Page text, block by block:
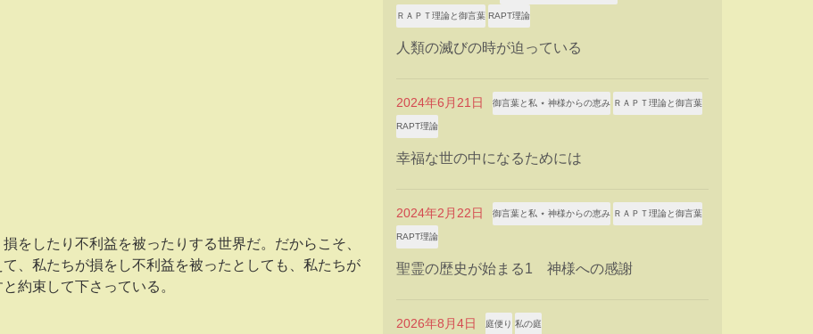
をしたり不利益を被ったりする世界だ。だからこそ、
、私たちが損をし不利益を被ったとしても、私たちが
約束して下さっている。
ＲＡＰＴ理論と御言葉 RAPT理論
人類の滅びの時が迫っている
2024年6月21日 御言葉と私 ⋆ 神様からの恵み ＲＡＰＴ理論と御言葉
RAPT理論
幸福な世の中になるためには
2024年2月22日 御言葉と私 ⋆ 神様からの恵み ＲＡＰＴ理論と御言葉
RAPT理論
聖霊の歴史が始まる1 神様への感謝
2026年8月4日 庭便り 私の庭